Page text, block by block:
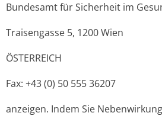
Bundesamt für Sicherheit im
Traisengasse 5, 1200 Wien
ÖSTERREICH
Fax: +43 (0) 50 555 36207
anzeigen. Indem Sie